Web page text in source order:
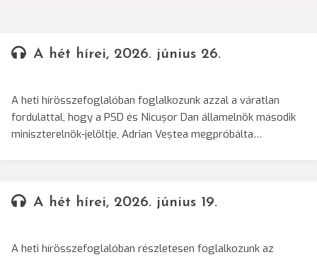
A hét hírei, 2026. június 26.
A heti hírösszefoglalóban foglalkozunk azzal a váratlan
fordulattal, hogy a PSD és Nicușor Dan államelnök második
miniszterelnök-jelöltje, Adrian Veștea megpróbálta…
A hét hírei, 2026. június 19.
A heti hírösszefoglalóban részletesen foglalkozunk az